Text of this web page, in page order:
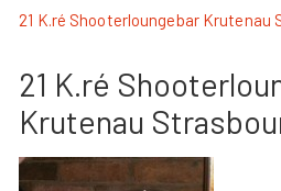
21 K.ré Shooterloungebar Krutenau
21 K.ré
Krutenau